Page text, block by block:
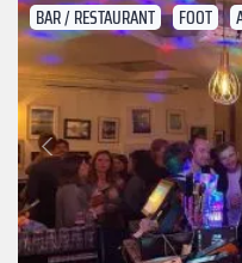
BAR / RESTAURANT FOOT
Précédent